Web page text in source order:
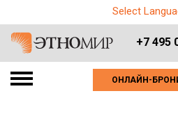
Select
+7 495
ОНЛАЙН-